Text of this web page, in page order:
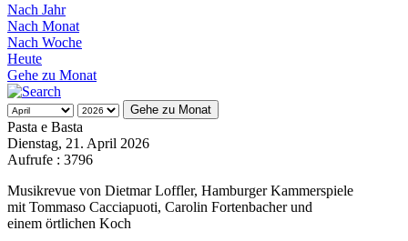
Nach Jahr
Nach Monat
Nach Woche
Heute
Gehe zu Monat
Gehe zu Monat
Pasta e Basta
Dienstag, 21. April 2026
Aufrufe : 3796
Musikrevue von Dietmar Loffler, Hamburger Kammerspiele
mit Tommaso Cacciapuoti, Carolin Fortenbacher und
einem örtlichen Koch